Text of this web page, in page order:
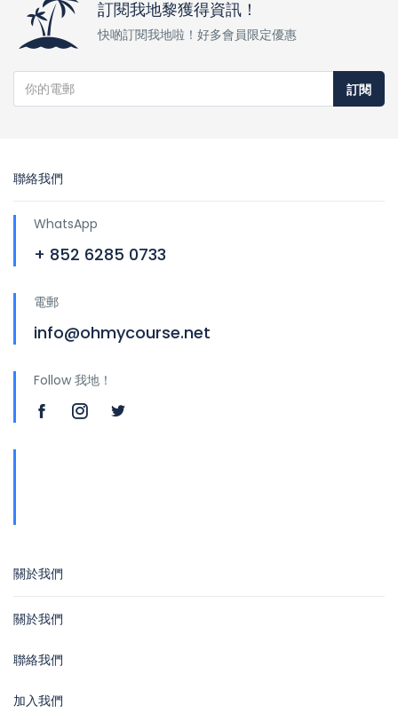
訂閱我地黎獲得資訊！
快啲訂閱我地啦！好多會員限定優惠
訂閱
聯絡我們
WhatsApp
+ 852 6285 0733
電郵
info@ohmycourse.net
Follow 我地！
關於我們
關於我們
聯絡我們
加入我們